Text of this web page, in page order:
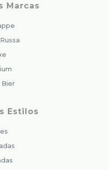
Marcas
Bier
Estilos